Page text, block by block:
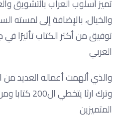
تميز أسلوب العراب بالتشويق
والخيال، بالإضافة إلى لمسته
توفيق من أكثر الكتاب تأثيرًا
العربي
والذي ألهمت أعماله العديد من
وترك ارثا
المتميزين